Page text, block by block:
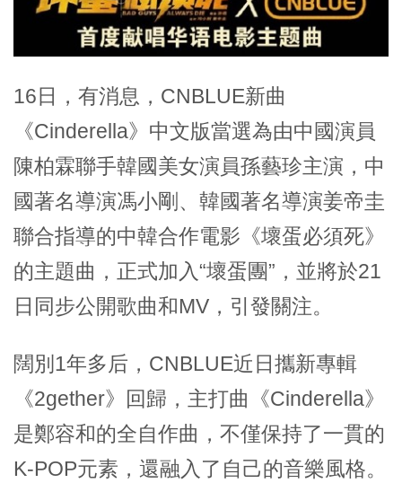
16日，有消息，CNBLUE新曲
《Cinderella》中文版當選為由中國演員
陳柏霖聯手韓國美女演員孫藝珍主演，中
國著名導演馮小剛、韓國著名導演姜帝圭
聯合指導的中韓合作電影《壞蛋必須死》
的主題曲，正式加入“壞蛋團”，並將於21
日同步公開歌曲和MV，引發關注。
闊別1年多后，CNBLUE近日攜新專輯
《2gether》回歸，主打曲《Cinderella》
是鄭容和的全自作曲，不僅保持了一貫的
K-POP元素，還融入了自己的音樂風格。